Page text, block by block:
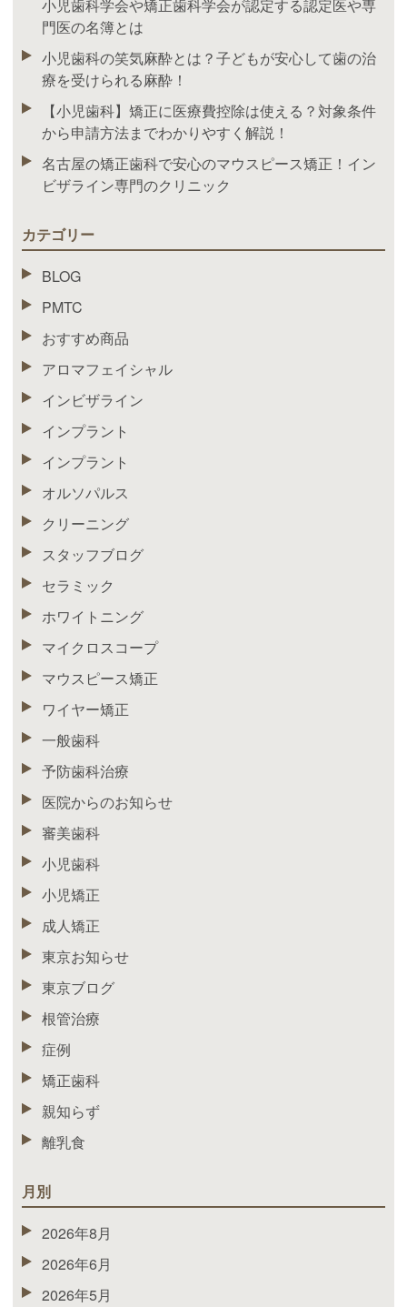
小児歯科学会や矯正歯科学会が認定する認定医や専
門医の名簿とは
小児歯科の笑気麻酔とは？子どもが安心して歯の治
療を受けられる麻酔！
【小児歯科】矯正に医療費控除は使える？対象条件
から申請方法までわかりやすく解説！
名古屋の矯正歯科で安心のマウスピース矯正！イン
ビザライン専門のクリニック
カテゴリー
BLOG
PMTC
おすすめ商品
アロマフェイシャル
インビザライン
インプラント
インプラント
オルソパルス
クリーニング
スタッフブログ
セラミック
ホワイトニング
マイクロスコープ
マウスピース矯正
ワイヤー矯正
一般歯科
予防歯科治療
医院からのお知らせ
審美歯科
小児歯科
小児矯正
成人矯正
東京お知らせ
東京ブログ
根管治療
症例
矯正歯科
親知らず
離乳食
月別
2026年8月
2026年6月
2026年5月